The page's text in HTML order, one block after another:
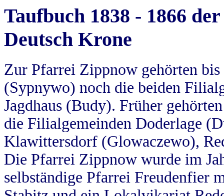
Taufbuch 1838 - 1866
Deutsch Krone
Zur Pfarrei Zippnow gehörten
(Sypnywo) noch die beiden
Jagdhaus (Budy). Früher
die Filialgemeinden Doderlage
Klawittersdorf (Glowaczewo),
Die Pfarrei Zippnow wurde im
selbständige Pfarrei Freudenfier